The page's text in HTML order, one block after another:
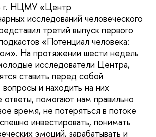
г. НЦМУ «Центр
исследований человеческого
третий выпуск первого
«Потенциал человека:
На протяжении шести недель
исследователи Центра,
ставить перед собой
вопросы и находить на них
ответы, помогают нам правильно
время, не потеряться в потоке
инвестировать, понимать
эмоций, зарабатывать и